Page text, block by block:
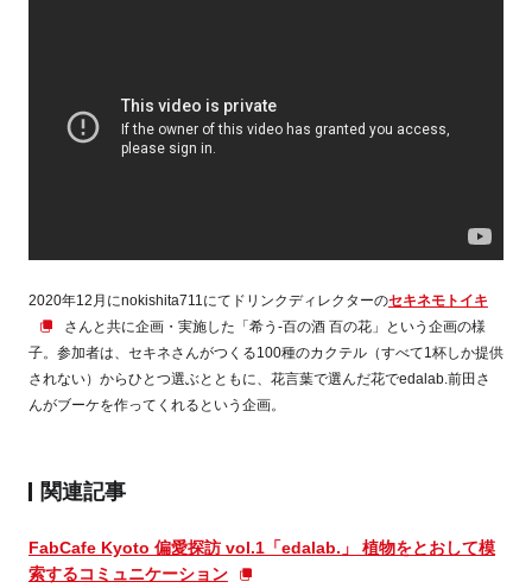
2020年12月にnokishita711にてドリンクディレクターのセキネモトイキ
さんと共に企画・実施した「希う-百の酒 百の花」という企画の様
子。参加者は、セキネさんがつくる100種のカクテル（すべて1杯しか提供
されない）からひとつ選ぶとともに、花言葉で選んだ花でedalab.前田さ
んがブーケを作ってくれるという企画。
関連記事
FabCafe Kyoto 偏愛探訪 vol.1「edalab.」 植物をとおして模
索するコミュニケーション